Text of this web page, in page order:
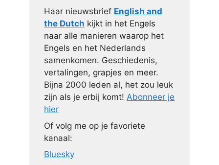
Haar nieuwsbrief English and
the Dutch kijkt in het Engels
naar alle manieren waarop het
Engels en het Nederlands
samenkomen. Geschiedenis,
vertalingen, grapjes en meer.
Bijna 2000 leden al, het zou leuk
zijn als je erbij komt! Abonneer je
hier
Of volg me op je favoriete
kanaal:
Bluesky